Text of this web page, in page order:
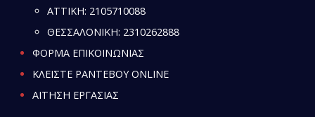
ATTIKH: 2105710088
ΘΕΣΣΑΛΟΝΙΚΗ: 2310262888
ΦΟΡΜΑ ΕΠΙΚΟΙΝΩΝΙΑΣ
ΚΛΕΙΣΤΕ ΡΑΝΤΕΒΟΥ ONLINE
ΑΙΤΗΣΗ ΕΡΓΑΣΙΑΣ